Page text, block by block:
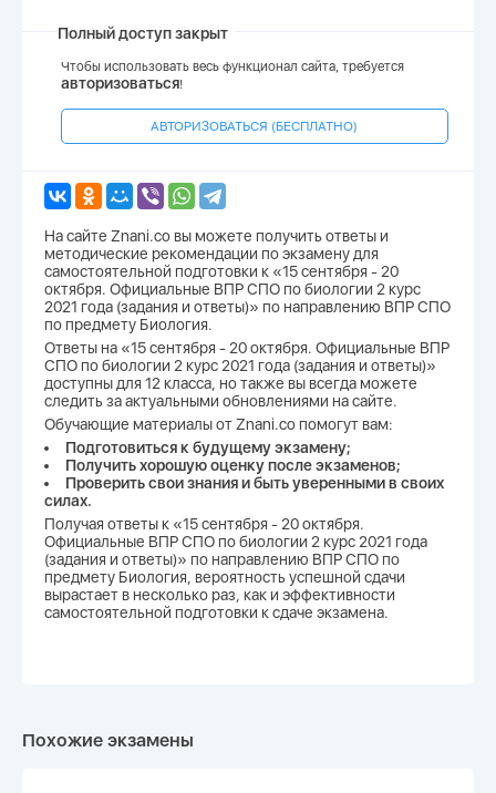
Полный доступ закрыт
Чтобы использовать весь функционал сайта, требуется
авторизоваться!
АВТОРИЗОВАТЬСЯ (БЕСПЛАТНО)
На сайте Znani.co вы можете получить ответы и
методические рекомендации по экзамену для
самостоятельной подготовки к «15 сентября - 20
октября. Официальные ВПР СПО по биологии 2 курс
2021 года (задания и ответы)» по направлению ВПР СПО
по предмету Биология.
Ответы на «15 сентября - 20 октября. Официальные ВПР
СПО по биологии 2 курс 2021 года (задания и ответы)»
доступны для 12 класса, но также вы всегда можете
следить за актуальными обновлениями на сайте.
Обучающие материалы от Znani.co помогут вам:
Подготовиться к будущему экзамену;
Получить хорошую оценку после экзаменов;
Проверить свои знания и быть уверенными в своих
силах.
Получая ответы к «15 сентября - 20 октября.
Официальные ВПР СПО по биологии 2 курс 2021 года
(задания и ответы)» по направлению ВПР СПО по
предмету Биология, вероятность успешной сдачи
вырастает в несколько раз, как и эффективности
самостоятельной подготовки к сдаче экзамена.
Похожие экзамены